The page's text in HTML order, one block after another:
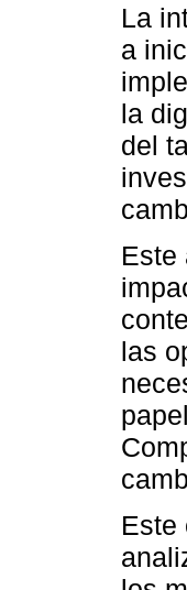
La
a
la
del
Este
las
Este